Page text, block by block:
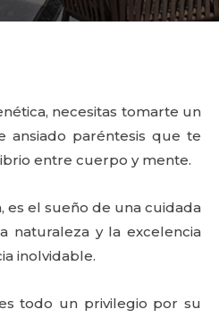
necesitas tomarte un
ansiado paréntesis que te
entre cuerpo y mente.
es el sueño de una cuidada
naturaleza y la excelencia
inolvidable.
todo un privilegio por su